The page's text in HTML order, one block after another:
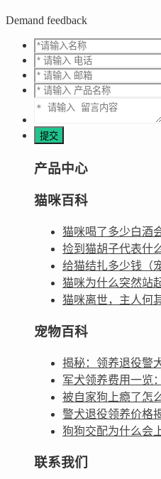
Demand feedback
产品中心
猫咪百科
猫咪喝了多少白酒
捡到猫胡子代表什
给猫结扎多少钱（
猫咪为什么突然站
猫咪离世，主人何
宠物百科
揭秘：领养退役警
军犬领养费用一览
被自家狗上瘾了怎
警犬退役领养价格
狗狗交配为什么会
联系我们